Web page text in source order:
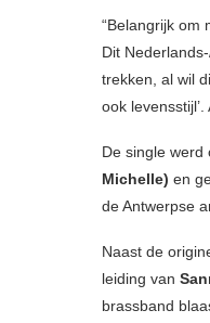
“Belangrijk om
Dit
trekken, al wil
ook
De single
Michelle) en
de Antwerpse
Naast de
leiding van
brassband